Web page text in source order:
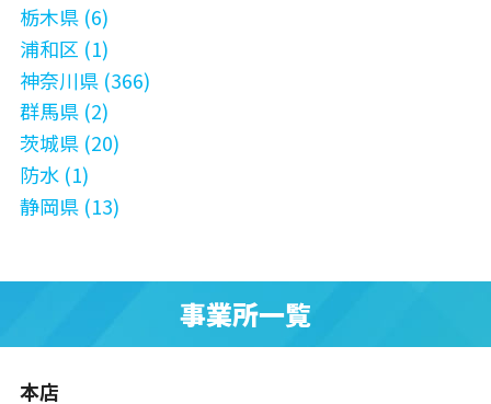
栃木県 (6)
浦和区 (1)
神奈川県 (366)
群馬県 (2)
茨城県 (20)
防水 (1)
静岡県 (13)
事業所一覧
本店